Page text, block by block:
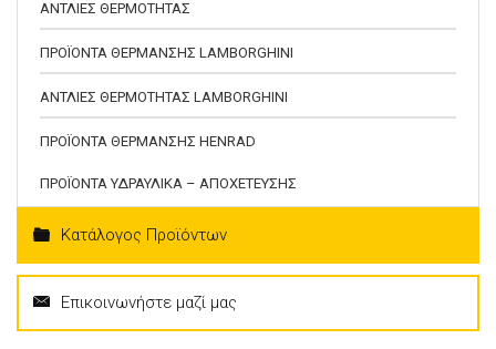
ΑΝΤΛΙΕΣ ΘΕΡΜΟΤΗΤΑΣ
ΠΡΟΪΟΝΤΑ ΘΕΡΜΑΝΣΗΣ LAMBORGHINI
ΑΝΤΛΙΕΣ ΘΕΡΜΟΤΗΤΑΣ LAMBORGHINI
ΠΡΟΪΟΝΤΑ ΘΕΡΜΑΝΣΗΣ HENRAD
ΠΡΟΪΟΝΤΑ ΥΔΡΑΥΛΙΚΑ – ΑΠΟΧΕΤΕΥΣΗΣ
Κατάλογος Προϊόντων
Επικοινωνήστε μαζί μας